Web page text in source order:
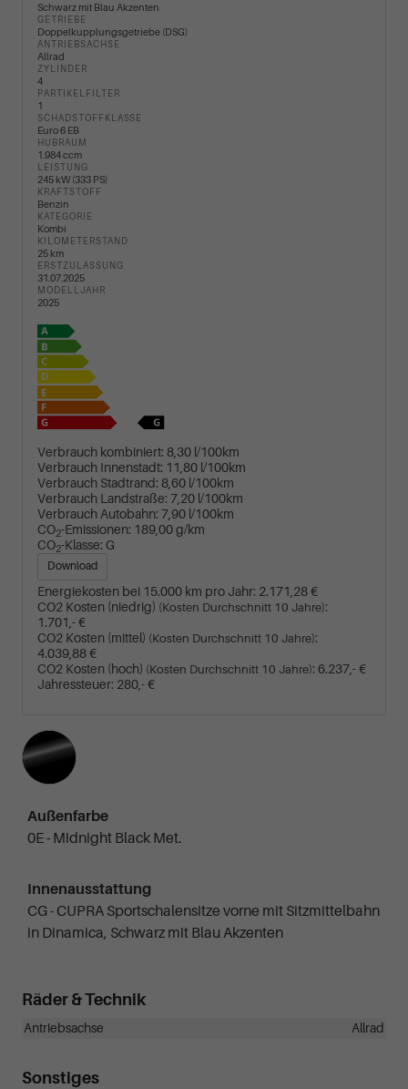
Schwarz mit Blau Akzenten
GETRIEBE
Doppelkupplungsgetriebe (DSG)
ANTRIEBSACHSE
Allrad
ZYLINDER
4
PARTIKELFILTER
1
SCHADSTOFFKLASSE
Euro 6 EB
HUBRAUM
1.984 ccm
LEISTUNG
245 kW (333 PS)
KRAFTSTOFF
Benzin
KATEGORIE
Kombi
KILOMETERSTAND
25 km
ERSTZULASSUNG
31.07.2025
MODELLJAHR
2025
Verbrauch kombiniert: 8,30 l/100km
Verbrauch Innenstadt: 11,80 l/100km
Verbrauch Stadtrand: 8,60 l/100km
Verbrauch Landstraße: 7,20 l/100km
Verbrauch Autobahn: 7,90 l/100km
CO2-Emissionen: 189,00 g/km
CO2-Klasse: G
Download
Energiekosten bei 15.000 km pro Jahr: 2.171,28 €
CO2 Kosten (niedrig) (Kosten Durchschnitt 10 Jahre):
1.701,- €
CO2 Kosten (mittel) (Kosten Durchschnitt 10 Jahre):
4.039,88 €
CO2 Kosten (hoch) (Kosten Durchschnitt 10 Jahre): 6.237,- €
Jahressteuer: 280,- €
Außenfarbe
0E - Midnight Black Met.
Innenausstattung
CG - CUPRA Sportschalensitze vorne mit Sitzmittelbahn
in Dinamica, Schwarz mit Blau Akzenten
Räder & Technik
Antriebsachse Allrad
Sonstiges